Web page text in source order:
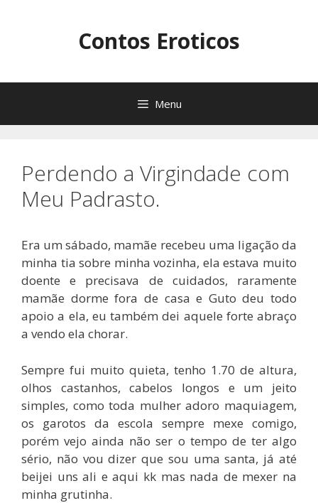
Contos Eroticos
Menu
Perdendo a Virgindade com
Meu Padrasto.
Era um sábado, mamãe recebeu uma ligação da
minha tia sobre minha vozinha, ela estava muito
doente e precisava de cuidados, raramente
mamãe dorme fora de casa e Guto deu todo
apoio a ela, eu também dei aquele forte abraço
a vendo ela chorar.
Sempre fui muito quieta, tenho 1.70 de altura,
olhos castanhos, cabelos longos e um jeito
simples, como toda mulher adoro maquiagem,
os garotos da escola sempre mexe comigo,
porém vejo ainda não ser o tempo de ter algo
sério, não vou dizer que sou uma santa, já até
beijei uns ali e aqui kk mas nada de mexer na
minha grutinha.